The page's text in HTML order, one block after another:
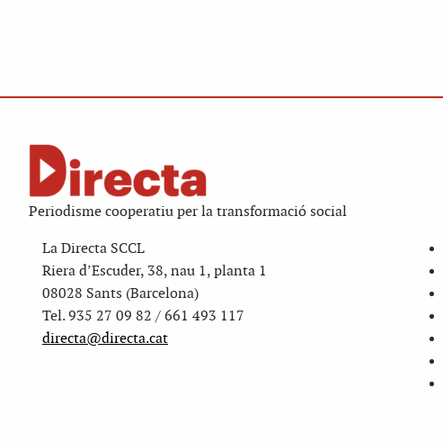
Periodisme cooperatiu per la transformació social
La Directa SCCL
Riera d’Escuder, 38, nau 1, planta 1
08028 Sants (Barcelona)
Tel. 935 27 09 82 / 661 493 117
directa@directa.cat